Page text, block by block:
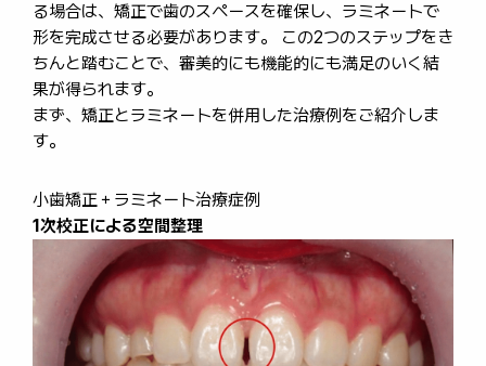
る場合は、矯正で歯のスペースを確保し、ラミネートで
形を完成させる必要があります。 この2つのステップをき
ちんと踏むことで、審美的にも機能的にも満足のいく結
果が得られます。
まず、矯正とラミネートを併用した治療例をご紹介しま
す。
小歯矯正＋ラミネート治療症例
1次校正による空間整理